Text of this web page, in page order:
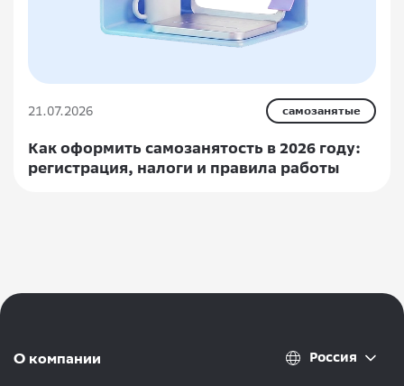
21.07.2026 самозанятые
Как оформить самозанятость в 2026 году:
регистрация, налоги и правила работы
О компании Россия